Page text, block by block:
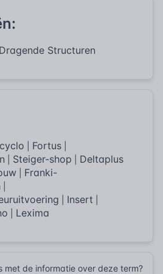
Structuren
Fortus
Steiger-shop Deltaplus
Franki-
Insert
Lexima
met de informatie over deze term?